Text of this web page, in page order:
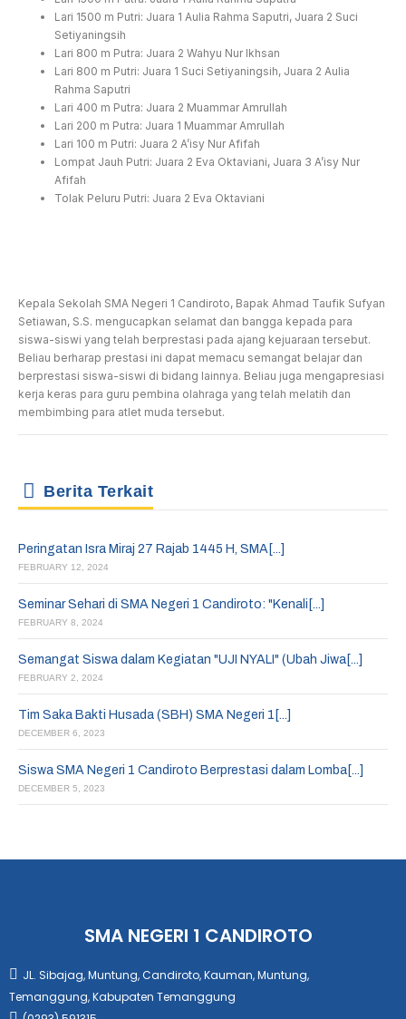
Lari 1500 m Putri: Juara 1 Aulia Rahma Saputri, Juara 2 Suci
Setiyaningsih
Lari 800 m Putra: Juara 2 Wahyu Nur Ikhsan
Lari 800 m Putri: Juara 1 Suci Setiyaningsih, Juara 2 Aulia
Rahma Saputri
Lari 400 m Putra: Juara 2 Muammar Amrullah
Lari 200 m Putra: Juara 1 Muammar Amrullah
Lari 100 m Putri: Juara 2 A’isy Nur Afifah
Lompat Jauh Putri: Juara 2 Eva Oktaviani, Juara 3 A’isy Nur
Afifah
Tolak Peluru Putri: Juara 2 Eva Oktaviani
Kepala Sekolah SMA Negeri 1 Candiroto, Bapak Ahmad Taufik Sufyan
Setiawan, S.S. mengucapkan selamat dan bangga kepada para
siswa-siswi yang telah berprestasi pada ajang kejuaraan tersebut.
Beliau berharap prestasi ini dapat memacu semangat belajar dan
berprestasi siswa-siswi di bidang lainnya. Beliau juga mengapresiasi
kerja keras para guru pembina olahraga yang telah melatih dan
membimbing para atlet muda tersebut.
Berita Terkait
Peringatan Isra Miraj 27 Rajab 1445 H, SMA[...]
FEBRUARY 12, 2024
Seminar Sehari di SMA Negeri 1 Candiroto: "Kenali[...]
FEBRUARY 8, 2024
Semangat Siswa dalam Kegiatan "UJI NYALI" (Ubah Jiwa[...]
FEBRUARY 2, 2024
Tim Saka Bakti Husada (SBH) SMA Negeri 1[...]
DECEMBER 6, 2023
Siswa SMA Negeri 1 Candiroto Berprestasi dalam Lomba[...]
DECEMBER 5, 2023
SMA NEGERI 1 CANDIROTO
JL. Sibajag, Muntung, Candiroto, Kauman, Muntung,
Temanggung, Kabupaten Temanggung